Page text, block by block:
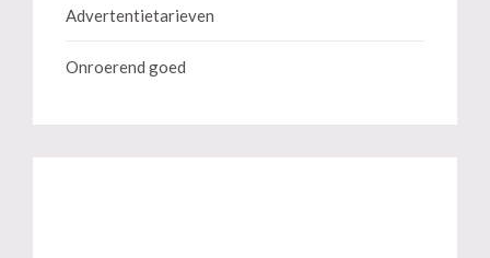
Advertentietarieven
Onroerend goed